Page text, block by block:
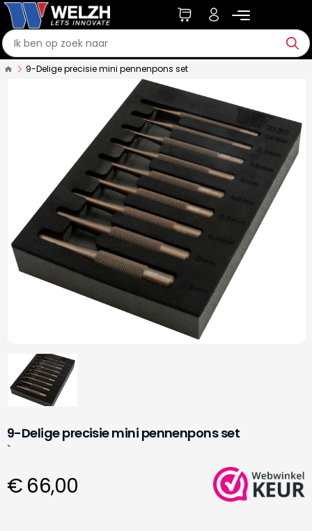
9-Delige precisie mini pennenpons set
9-Delige precisie mini pennenpons set
`
€ 66,00